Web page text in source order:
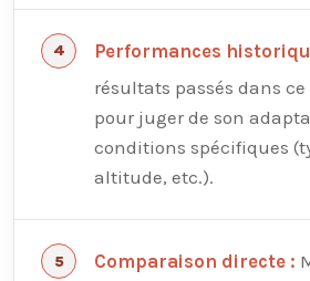
Performances
résultats passés dans
pour juger de son
conditions spécifiques
altitude, etc.).
Comparaison directe :